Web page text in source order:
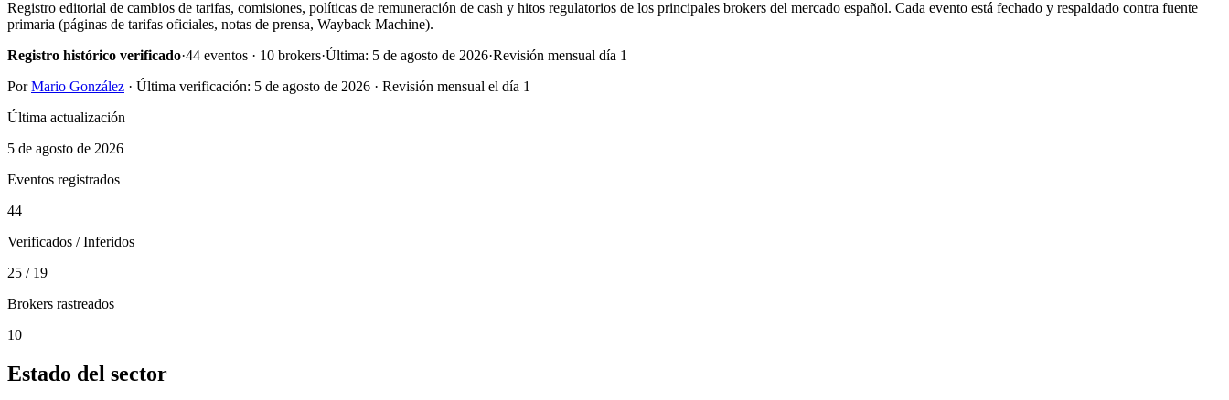
Registro editorial de cambios de tarifas, comisiones, políticas de remuneración de cash y hitos regulatorios de los principales brokers del mercado español. Cada evento está fechado y respaldado contra fuente
primaria (páginas de tarifas oficiales, notas de prensa, Wayback Machine).
Registro histórico verificado·44 eventos · 10 brokers·Última: 5 de agosto de 2026·Revisión mensual día 1
Por Mario González · Última verificación: 5 de agosto de 2026 · Revisión mensual el día 1
Última actualización
5 de agosto de 2026
Eventos registrados
44
Verificados / Inferidos
25 / 19
Brokers rastreados
10
Estado del sector